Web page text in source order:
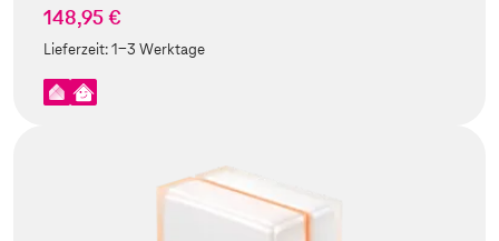
148,95 €
Lieferzeit:1-3 Werktage